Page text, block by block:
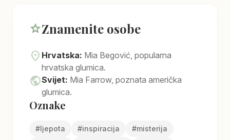
starZnamenite osobe
location_on Hrvatska: Mia Begović, popularna
hrvatska glumica.
publicSvijet: Mia Farrow, poznata američka
glumica.
Oznake
#ljepota #inspiracija #misterija